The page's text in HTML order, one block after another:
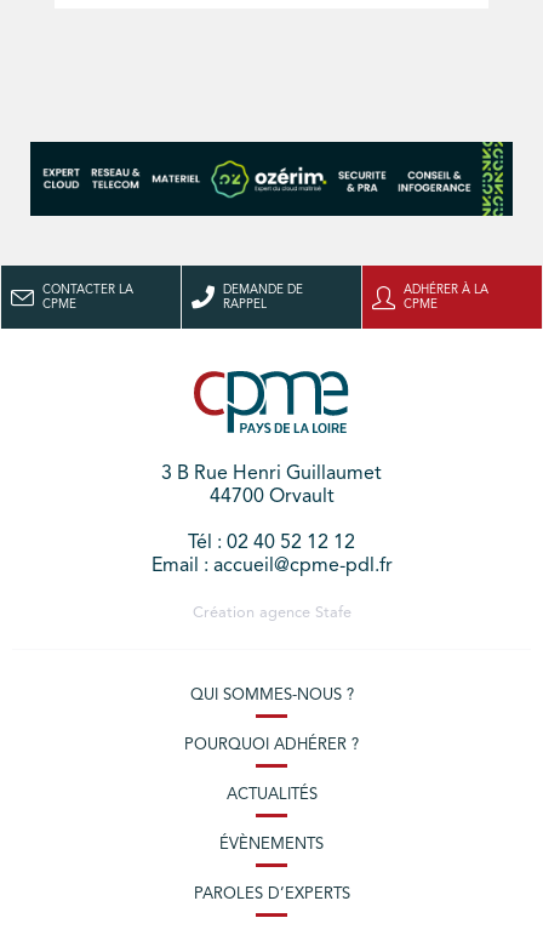
CONTACTER LA
CPME
DEMANDE DE
RAPPEL
ADHÉRER À LA
CPME
3 B Rue Henri Guillaumet
44700 Orvault
Tél : 02 40 52 12 12
Email : accueil@cpme-pdl.fr
Création agence Stafe
QUI SOMMES-NOUS ?
POURQUOI ADHÉRER ?
ACTUALITÉS
ÉVÈNEMENTS
PAROLES D’EXPERTS